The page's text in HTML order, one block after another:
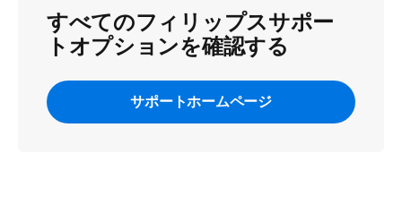
すべてのフィリップスサポー
トオプションを確認する
サポートホームページ